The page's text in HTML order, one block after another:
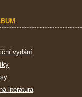
vydání
literatura